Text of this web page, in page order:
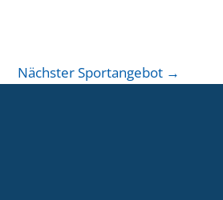
Nächster Sportangebot →